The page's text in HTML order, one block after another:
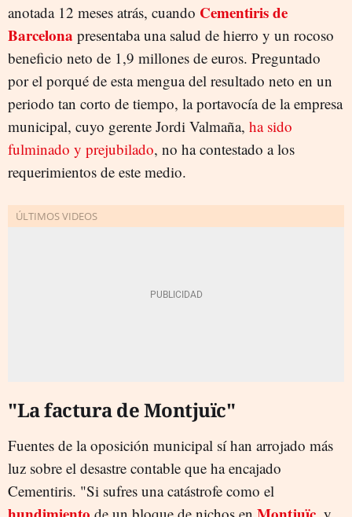
anotada 12 meses atrás, cuando Cementiris de
Barcelona presentaba una salud de hierro y un rocoso
beneficio neto de 1,9 millones de euros. Preguntado
por el porqué de esta mengua del resultado neto en un
periodo tan corto de tiempo, la portavocía de la empresa
municipal, cuyo gerente Jordi Valmaña, ha sido
fulminado y prejubilado, no ha contestado a los
requerimientos de este medio.
"La factura de Montjuïc"
Fuentes de la oposición municipal sí han arrojado más
luz sobre el desastre contable que ha encajado
Cementiris. "Si sufres una catástrofe como el